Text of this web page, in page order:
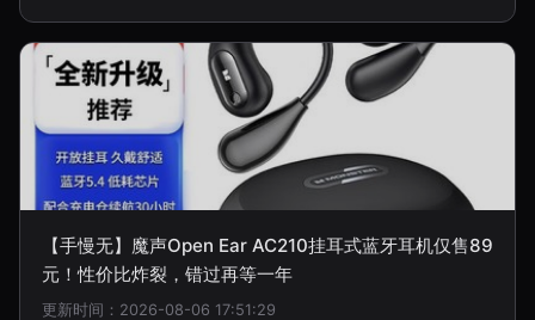
【手慢无】魔声Open Ear AC210挂耳式蓝牙耳机仅售89
元！性价比炸裂，错过再等一年
更新时间：2026-08-06 17:51:29